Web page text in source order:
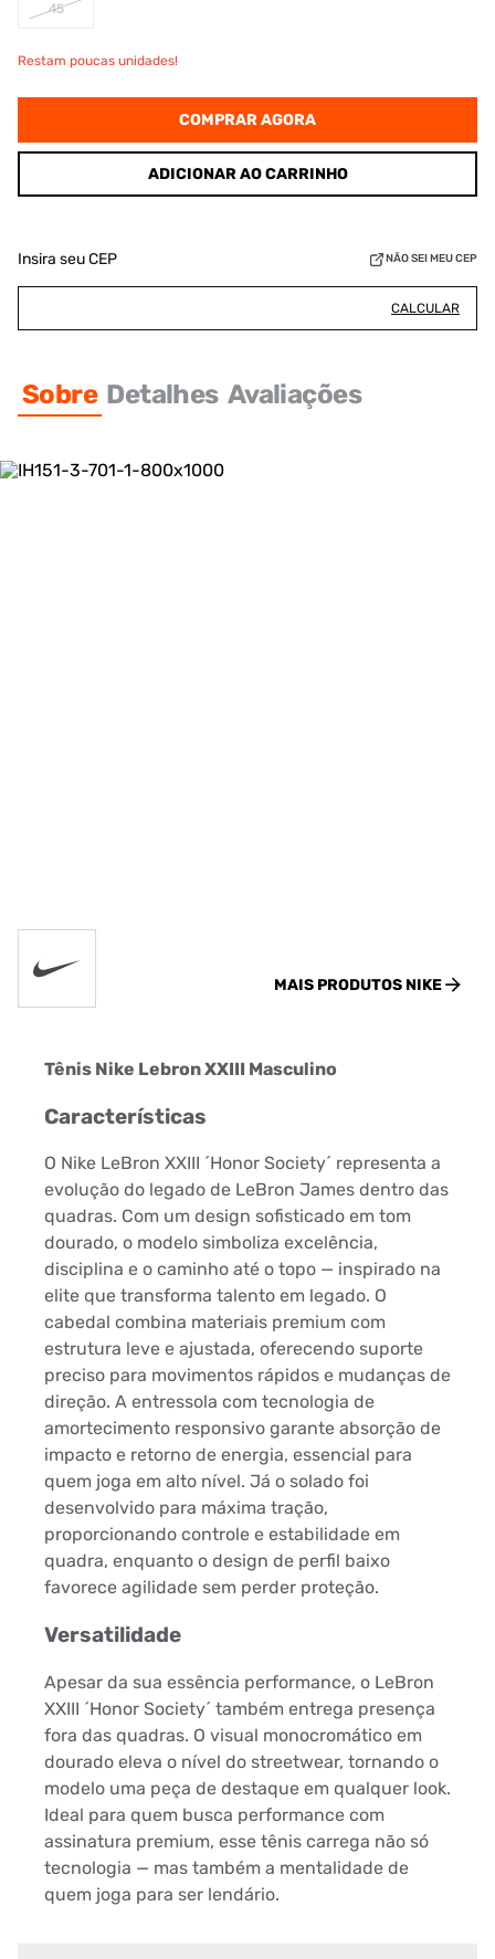
45
Restam poucas unidades!
COMPRAR AGORA
ADICIONAR AO CARRINHO
Insira seu CEP NÃO SEI MEU CEP
CALCULAR
Sobre Detalhes Avaliações
MAIS PRODUTOS NIKE
Tênis Nike Lebron XXIII Masculino
Características
O Nike LeBron XXIII ´Honor Society´ representa a
evolução do legado de LeBron James dentro das
quadras. Com um design sofisticado em tom
dourado, o modelo simboliza excelência,
disciplina e o caminho até o topo — inspirado na
elite que transforma talento em legado. O
cabedal combina materiais premium com
estrutura leve e ajustada, oferecendo suporte
preciso para movimentos rápidos e mudanças de
direção. A entressola com tecnologia de
amortecimento responsivo garante absorção de
impacto e retorno de energia, essencial para
quem joga em alto nível. Já o solado foi
desenvolvido para máxima tração,
proporcionando controle e estabilidade em
quadra, enquanto o design de perfil baixo
favorece agilidade sem perder proteção.
Versatilidade
Apesar da sua essência performance, o LeBron
XXIII ´Honor Society´ também entrega presença
fora das quadras. O visual monocromático em
dourado eleva o nível do streetwear, tornando o
modelo uma peça de destaque em qualquer look.
Ideal para quem busca performance com
assinatura premium, esse tênis carrega não só
tecnologia — mas também a mentalidade de
quem joga para ser lendário.